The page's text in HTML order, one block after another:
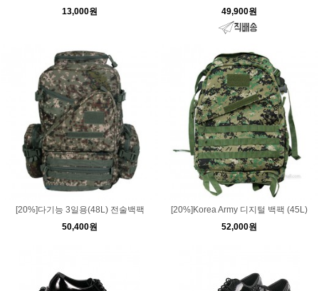
13,000원
49,900원
[20%]다기능 3일용(48L) 전술백팩
50,400원
[20%]Korea Army 디지털 백팩 (45L)
52,000원